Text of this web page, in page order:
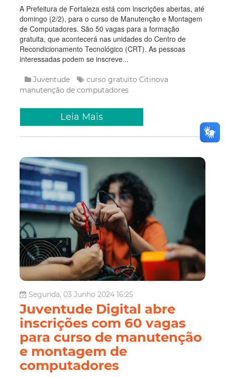
A Prefeitura de Fortaleza está com inscrições abertas, até
domingo (2/2), para o curso de Manutenção e Montagem
de Computadores. São 50 vagas para a formação
gratuita, que acontecerá nas unidades do Centro de
Recondicionamento Tecnológico (CRT). As pessoas
interessadas podem se inscreve...
Juventude curso gratuito Citinova
manutenção de computadores
Leia Mais
Segunda, 03 Junho 2024 16:25
Juventude Digital abre
inscrições com 60 vagas
para curso de manutenção
e montagem de
computadores